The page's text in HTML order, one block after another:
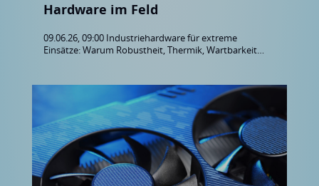
Hardware im Feld
09.06.26, 09:00 Industriehardware für extreme
Einsätze: Warum Robustheit, Thermik, Wartbarkeit